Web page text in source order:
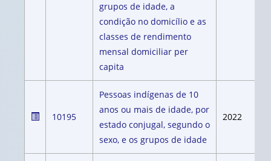
grupos de idade, a
condição no domicílio e as
classes de rendimento
mensal domiciliar per
capita
10195
Pessoas indígenas de 10
anos ou mais de idade, por
estado conjugal, segundo o
sexo, e os grupos de idade
2022